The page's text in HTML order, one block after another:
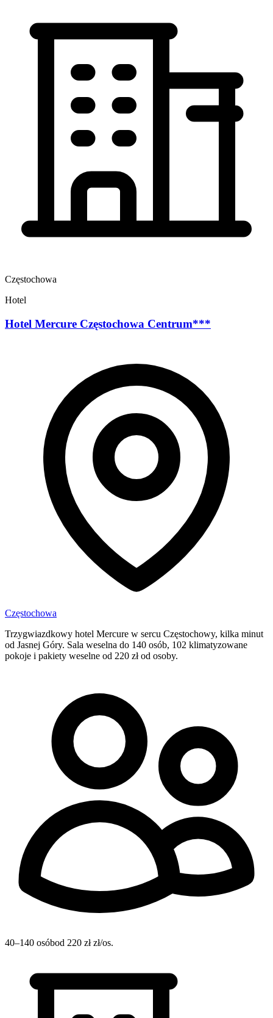
Częstochowa
Hotel
Hotel Mercure Częstochowa Centrum***
Częstochowa
Trzygwiazdkowy hotel Mercure w sercu Częstochowy, kilka minut
od Jasnej Góry. Sala weselna do 140 osób, 102 klimatyzowane
pokoje i pakiety weselne od 220 zł od osoby.
40–140 osóbod 220 zł zł/os.